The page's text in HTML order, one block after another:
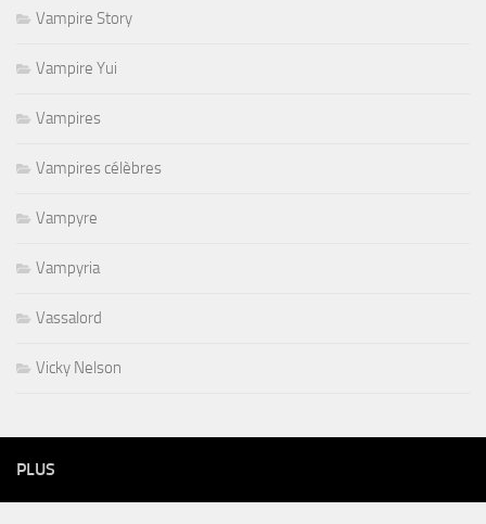
Vampire Story
Vampire Yui
Vampires
Vampires célèbres
Vampyre
Vampyria
Vassalord
Vicky Nelson
PLUS